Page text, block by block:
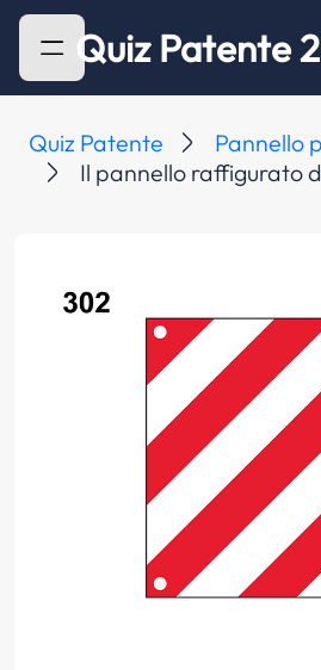
Quiz Patente
Quiz Patente
Pannello
Il pannello raffigurato